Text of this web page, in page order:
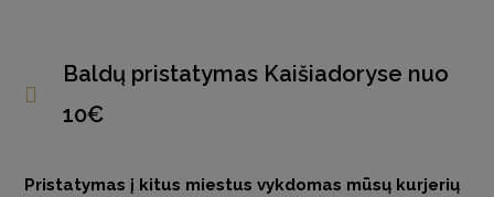
Baldų pristatymas Kaišiadoryse nuo
10€
Pristatymas į kitus miestus vykdomas mūsų kurjerių